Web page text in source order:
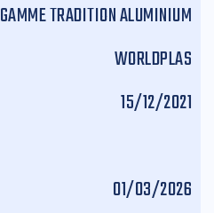
GAMME TRADITION ALUMINIUM
WORLDPLAS
15/12/2021
01/03/2026